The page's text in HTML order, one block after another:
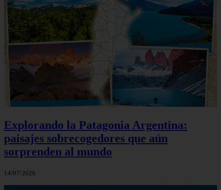
Explorando la Patagonia Argentina:
paisajes sobrecogedores que aún
sorprenden al mundo
14/07/2026